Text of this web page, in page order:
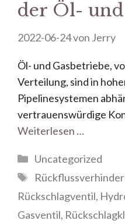
der Öl-
2022-06-24von Jerry
Öl- und Gasbetriebe,
Verteilung, sind in
Pipelinesystemen
vertrauenswürdige
Weiterlesen …
Uncategorized
Rückschlagventil,
Gasventil,